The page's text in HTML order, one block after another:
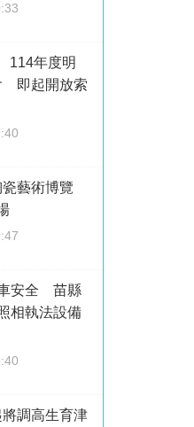
114年度明
即起開放索
藝術博覽
安全 苗縣
相執法設備
調高生育津